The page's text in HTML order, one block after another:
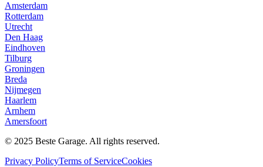
Amsterdam
Rotterdam
Utrecht
Den Haag
Eindhoven
Tilburg
Groningen
Breda
Nijmegen
Haarlem
Arnhem
Amersfoort
© 2025 Beste Garage. All rights reserved.
Privacy PolicyTerms of ServiceCookies